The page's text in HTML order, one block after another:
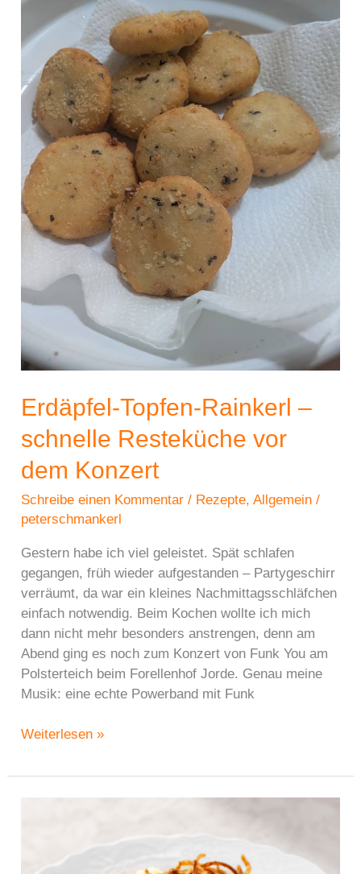
Erdäpfel-Topfen-Rainkerl –
schnelle Resteküche vor
dem Konzert
Schreibe einen Kommentar / Rezepte,Allgemein /
peterschmankerl
Gestern habe ich viel geleistet. Spät schlafen
gegangen, früh wieder aufgestanden – Partygeschirr
verräumt, da war ein kleines Nachmittagsschläfchen
einfach notwendig. Beim Kochen wollte ich mich
dann nicht mehr besonders anstrengen, denn am
Abend ging es noch zum Konzert von Funk You am
Polsterteich beim Forellenhof Jorde. Genau meine
Musik: eine echte Powerband mit Funk
Erdäpfel-
Rainkerl
Weiterlesen »